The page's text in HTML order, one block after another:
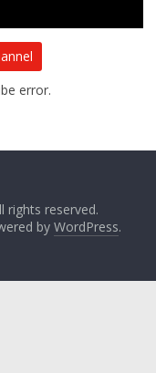
error.
rights reserved.
by WordPress.